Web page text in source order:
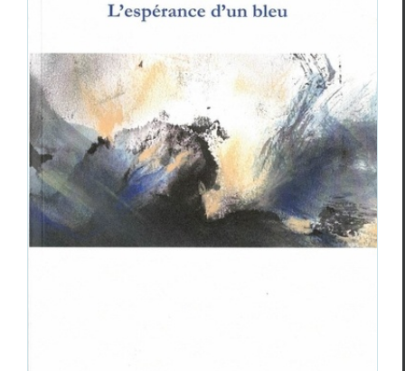
Sabine Péglion,L’espérance d’un bleu
Sabine Péglion